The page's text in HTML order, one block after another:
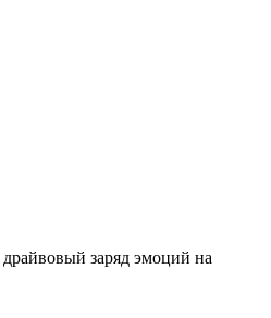
заряд эмоций на